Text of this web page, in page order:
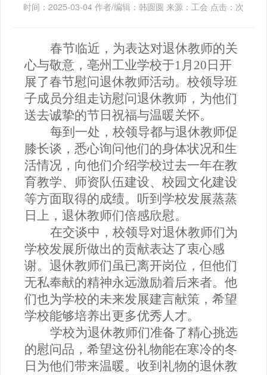
时间：2025-03-04 作者/编辑：韩圆圆 来源：工会 点击： 次
春节临近，为表达对退休教师的关
心与敬意，亳州工业学校于1月20日开
展了春节慰问退休教师活动。校领导班
子成员分组走访慰问退休教师，为他们
送去诚挚的节日祝福与温暖关怀。
每到一处，校领导都与退休教师促
膝长谈，悉心询问他们的身体状况和生
活情况，向他们介绍学校过去一年在教
育教学、师资队伍建设、校园文化建设
等方面取得的成绩。听到学校发展蒸蒸
日上，退休教师们倍感欣慰。
在交谈中，校领导对退休教师们为
学校发展所做出的贡献表达了衷心感
谢。退休教师们虽已离开岗位，但他们
无私奉献的精神永远激励着后来者。他
们也为学校的未来发展建言献策，希望
学校能够培养出更多优秀人才。
学校为退休教师们准备了精心挑选
的慰问品，希望这份礼物能在寒冷的冬
日为他们带来温暖。收到礼物的退休教